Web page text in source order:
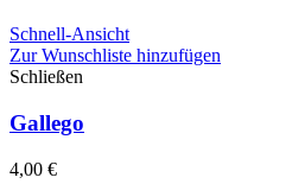
Schnell-Ansicht
Zur Wunschliste hinzufügen
Schließen
Gallego
4,00 €